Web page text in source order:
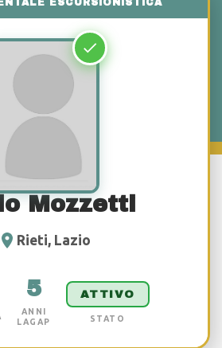
Mozzetti
Rieti, Lazio
5
ANNI
LAGAP
ATTIVO
STATO